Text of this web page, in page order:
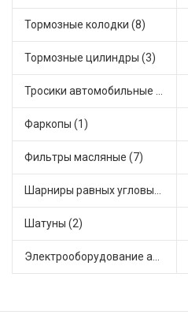
Тормозные колодки (8)
Тормозные цилиндры (3)
Тросики автомобильные (9)
Фаркопы (1)
Фильтры масляные (7)
Шарниры равных угловых скоростей, приводные валы (6)
Шатуны (2)
Электрооборудование автомобилей (2)